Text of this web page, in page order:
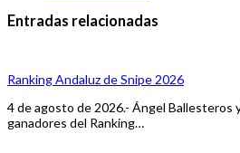
Entradas relacionadas
Ranking Andaluz de Snipe 2026
4 de agosto de 2026.- Ángel Ballesteros
ganadores del Ranking…